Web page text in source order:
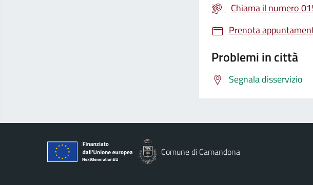
Chiama il numero
Prenota
Problemi in città
Segnala disservizio
Comune di Camandona